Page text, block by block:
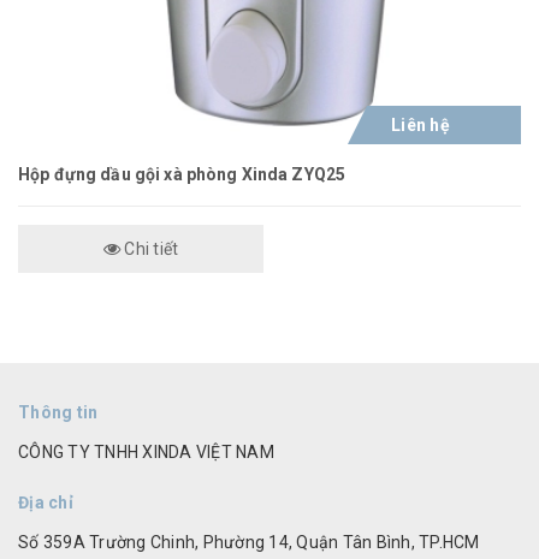
Liên hệ
Hộp đựng dầu gội xà phòng Xinda ZYQ25
Chi tiết
Thông tin
CÔNG TY TNHH XINDA VIỆT NAM
Địa chỉ
Số 359A Trường Chinh, Phường 14, Quận Tân Bình, TP.HCM